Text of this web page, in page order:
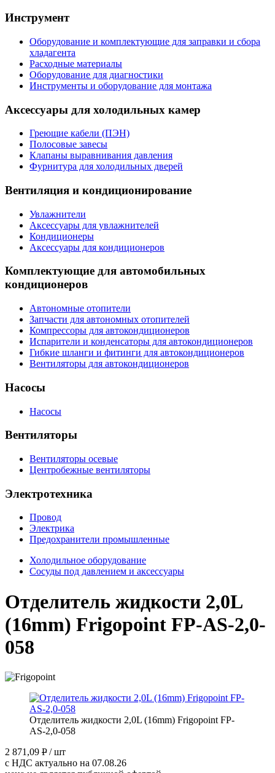
Инструмент
Оборудование и комплектующие для заправки и сбора
хладагента
Расходные материалы
Оборудование для диагностики
Инструменты и оборудование для монтажа
Аксессуары для холодильных камер
Греющие кабели (ПЭН)
Полосовые завесы
Клапаны выравнивания давления
Фурнитура для холодильных дверей
Вентиляция и кондиционирование
Увлажнители
Аксессуары для увлажнителей
Кондиционеры
Аксессуары для кондиционеров
Комплектующие для автомобильных
кондиционеров
Автономные отопители
Запчасти для автономных отопителей
Компрессоры для автокондиционеров
Испарители и конденсаторы для автокондиционеров
Гибкие шланги и фитинги для автокондиционеров
Вентиляторы для автокондиционеров
Насосы
Насосы
Вентиляторы
Вентиляторы осевые
Центробежные вентиляторы
Электротехника
Провод
Электрика
Предохранители промышленные
Холодильное оборудование
Сосуды под давлением и аксессуары
Отделитель жидкости 2,0L
(16mm) Frigopoint FP-AS-2,0-
058
Отделитель жидкости 2,0L (16mm) Frigopoint FP-
AS-2,0-058
2 871,09 P / шт
с НДС актуально на 07.08.26